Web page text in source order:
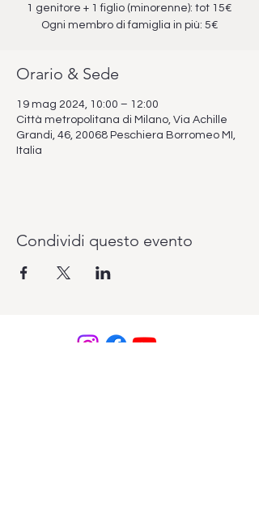
1 genitore + 1 figlio (minorenne): tot 15€
Ogni membro di famiglia in più: 5€
Orario & Sede
19 mag 2024, 10:00 – 12:00
Città metropolitana di Milano, Via Achille
Grandi, 46, 20068 Peschiera Borromeo MI,
Italia
Condividi questo evento